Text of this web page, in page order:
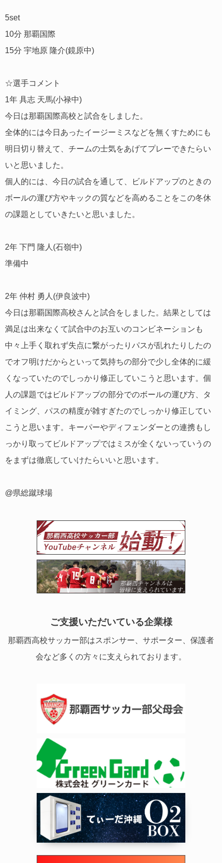
5set
10分 那覇国際
15分 宇地原 隆介(鏡原中)
☆選手コメント
1年 具志 天馬(小禄中)
今日は那覇国際高校と試合をしました。
全体的には今日あったイージーミスなどを無くすためにも
明日切り替えて、チームの士気をあげてプレーできたらい
いと思いました。
個人的には、今日の試合を通して、ビルドアップのときの
ボールの運び方やキックの質などを高めることをこの冬休
の課題としていきたいと思いました。
2年 下門 隆人(石嶺中)
準備中
2年 仲村 勇人(伊良波中)
今日は那覇国際高校さんと試合をしました。結果としては
満足は出来なくて試合中のお互いのコンビネーションも
中々上手く取れず失点に繋がったりパスが乱れたりしたの
でオフ明けだからといって気持ちの部分で少し全体的に緩
くなっていたのでしっかり修正していこうと思います。個
人の課題ではビルドアップの部分でのボールの運び方、タ
イミング、パスの精度が雑すぎたのでしっかり修正してい
こうと思います。キーパーやディフェンダーとの連携もし
っかり取ってビルドアップではミスが全くないっていうの
をまずは徹底していけたらいいと思います。
@県総蹴球場
ご支援いただいている企業様
那覇西高校サッカー部はスポンサー、サポーター、保護者
会など多くの方々に支えられております。